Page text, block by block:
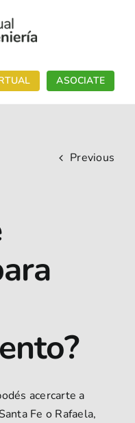
ASOCIATE
Previous
acercarte a
Fe o Rafaela,